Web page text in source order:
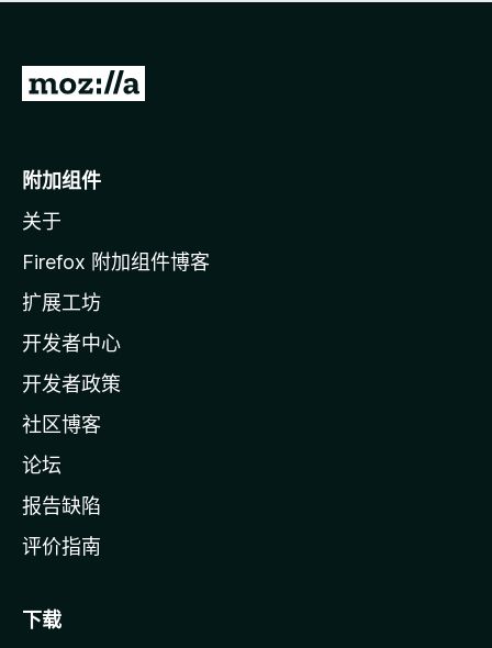
无
转
o
i
l
a
主
页
附加组件
关于
Firefox 附加组件博客
扩展工坊
开发者中心
开发者政策
社区博客
论坛
报告缺陷
评价指南
下载